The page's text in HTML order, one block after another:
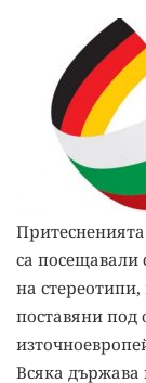
са посещавали
на
поставяни под
Всяка държава